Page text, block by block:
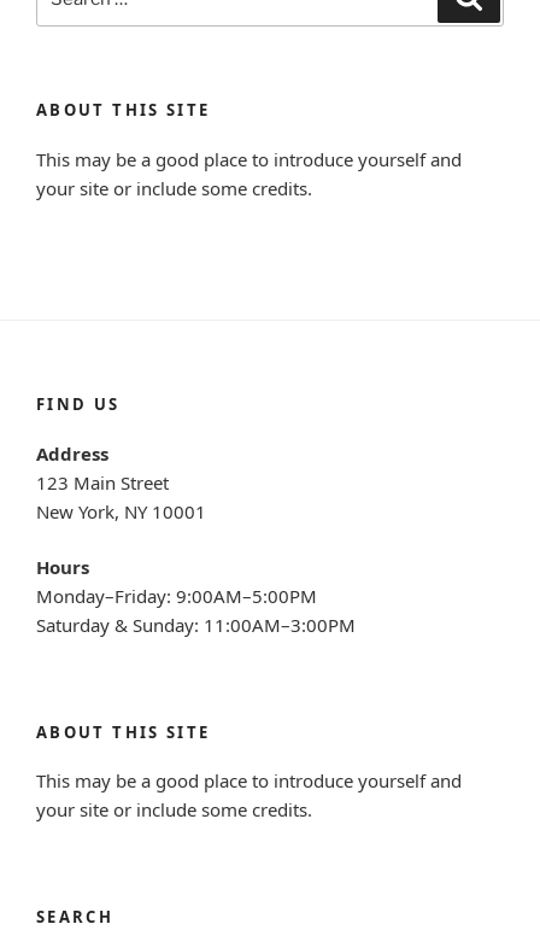
for:
ABOUT THIS SITE
This may be a good place to introduce yourself and
your site or include some credits.
FIND US
Address
123 Main Street
New York, NY 10001
Hours
Monday–Friday: 9:00AM–5:00PM
Saturday & Sunday: 11:00AM–3:00PM
ABOUT THIS SITE
This may be a good place to introduce yourself and
your site or include some credits.
SEARCH